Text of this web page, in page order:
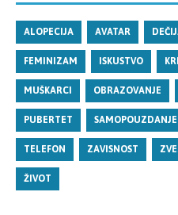
ALOPECIJA AVATAR
FEMINIZAM ISKUSTVO
MUŠKARCI OBRAZOVANJE
PUBERTET SAMOPOUZDANJE
TELEFON ZAVISNOST
ŽIVOT